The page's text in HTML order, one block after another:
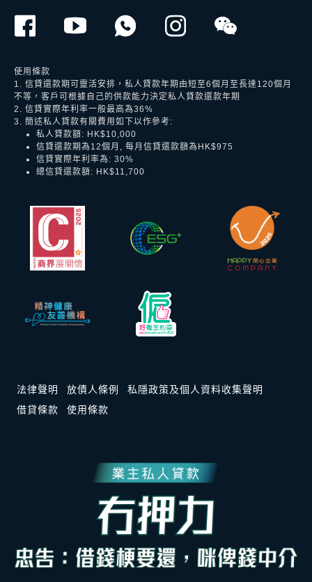
使用條款
1. 信貸還款期可靈活安排，私人貸款年期由短至6個月至長達120個月
不等，客戶可根據自己的供款能力決定私人貸款還款年期
2. 信貸實際年利率一般最高為36%
3. 簡述私人貸款有關費用如下以作參考:
私人貸款額: HK$10,000
信貸還款期為12個月, 每月信貸還款額為HK$975
信貸實際年利率為: 30%
總信貸還款額: HK$11,700
法律聲明 放債人條例
私隱政策及個人資料收集聲明
借貸條款
使用條款